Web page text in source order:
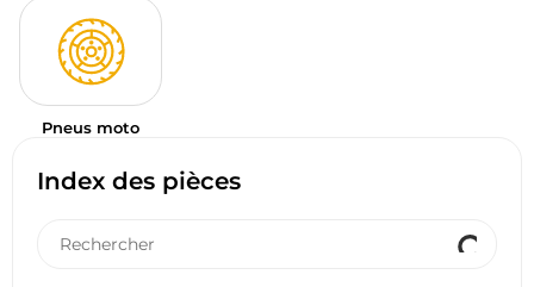
Index des pièces
Pneus moto